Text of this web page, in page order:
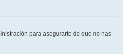
para asegurarte de que no has